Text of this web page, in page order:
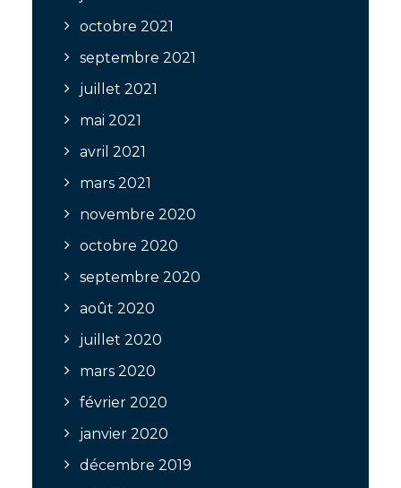
octobre 2021
septembre 2021
juillet 2021
mai 2021
avril 2021
mars 2021
novembre 2020
octobre 2020
septembre 2020
août 2020
juillet 2020
mars 2020
février 2020
janvier 2020
décembre 2019